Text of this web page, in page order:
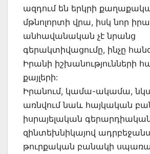
ազդում են երկրի
մթնոլորտի վրա, իսկ նոր
անհավանական չէ նրանց
գերակտիվացումը, ինչը
Իրանի իշխանությունների
քայլերի:
Իրանում, կամա-ակամա,
առնվում նաև հայկական
իսրայելական
զինտեխնիկայով
թուրքական բանակի